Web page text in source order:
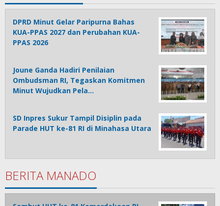
DPRD Minut Gelar Paripurna Bahas
KUA-PPAS 2027 dan Perubahan KUA-
PPAS 2026
Joune Ganda Hadiri Penilaian
Ombudsman RI, Tegaskan Komitmen
Minut Wujudkan Pela…
SD Inpres Sukur Tampil Disiplin pada
Parade HUT ke-81 RI di Minahasa Utara
BERITA MANADO